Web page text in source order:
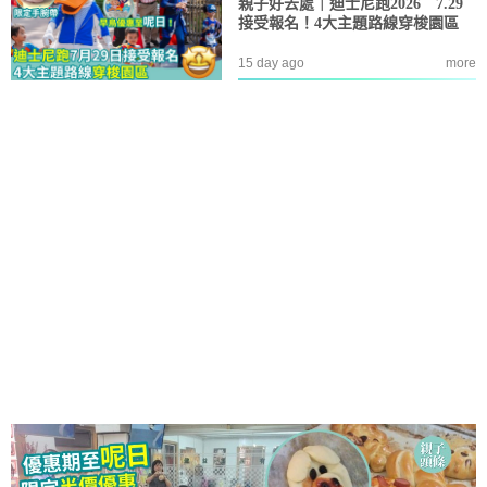
親子好去處｜迪士尼跑2026 7.29
接受報名！4大主題路線穿梭園區
15 day ago more